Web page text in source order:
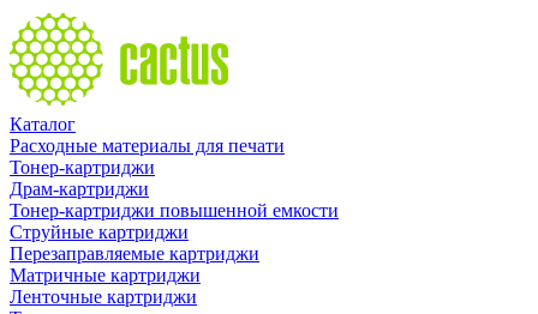
Каталог
Расходные материалы для печати
Тонер-картриджи
Драм-картриджи
Тонер-картриджи повышенной емкости
Струйные картриджи
Перезаправляемые картриджи
Матричные картриджи
Ленточные картриджи